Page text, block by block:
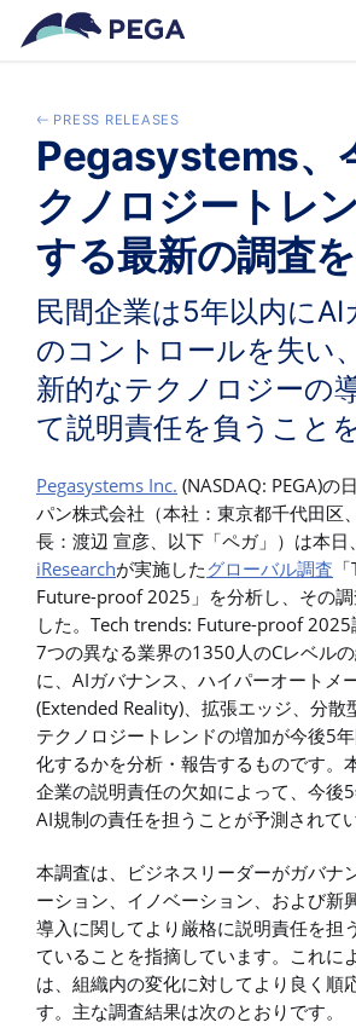
Vai direttamente al contenuto
PRESS RELEASES
Pegasystems、
クノロジートレ
する最新の調査
民間企業は5年以内にAI
のコントロールを失い
新的なテクノロジーの
て説明責任を負うこと
Pegasystems Inc. (NASDAQ: PEGA)の
パン株式会社（本社：東京都千代田区
長：渡辺 宣彦、以下「ペガ」）は本日
iResearchが実施したグローバル調査
Future-proof 2025」を分析し、その調
した。Tech trends: Future-proof
7つの異なる業界の1350人のCレベル
に、AIガバナンス、ハイパーオートメ
(Extended Reality)、拡張エッジ、分散
テクノロジートレンドの増加が今後5
化するかを分析・報告するものです。
企業の説明責任の欠如によって、今後
AI規制の責任を担うことが予測されてい
本調査は、ビジネスリーダーがガバナ
ーション、イノベーション、および新
導入に関してより厳格に説明責任を担
ていることを指摘しています。これに
は、組織内の変化に対してより良く順
す。主な調査結果は次のとおりです。